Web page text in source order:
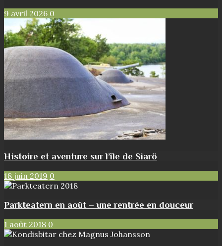
9 avril 2026 0
Histoire et aventure sur l’île de Siarö
18 juin 2019 0
Parkteatern en août – une rentrée en douceur
1 août 2018 0